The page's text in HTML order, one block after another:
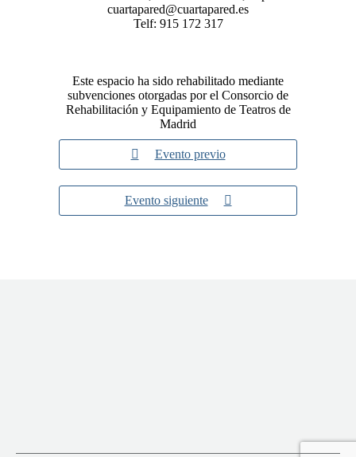
cuartapared@cuartapared.es
Telf: 915 172 317
Este espacio ha sido rehabilitado mediante
subvenciones otorgadas por el Consorcio de
Rehabilitación y Equipamiento de Teatros de
Madrid
Evento previo
Evento siguiente